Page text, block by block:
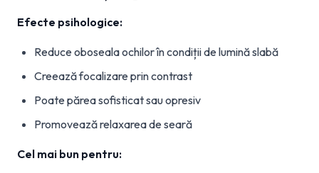
Efecte psihologice:
Reduce oboseala ochilor în condiții de lumină slabă
Creează focalizare prin contrast
Poate părea sofisticat sau opresiv
Promovează relaxarea de seară
Cel mai bun pentru: